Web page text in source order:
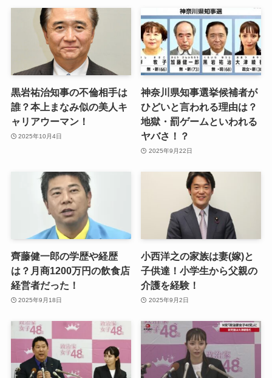
黒岩祐治知事の不倫相手は
誰？本上まなみ似の美人キ
ャリアウーマン！
2025年10月4日
神奈川県知事選挙候補者が
ひどいと言われる理由は？
地獄・罰ゲームといわれる
ヤバさ！？
2025年9月22日
齊藤健一郎の学歴や経歴
は？月商1200万円の飲食店
経営者だった！
2025年9月18日
小西洋之の家族は妻(嫁)と
子供達！小学生から父親の
介護を経験！
2025年9月2日